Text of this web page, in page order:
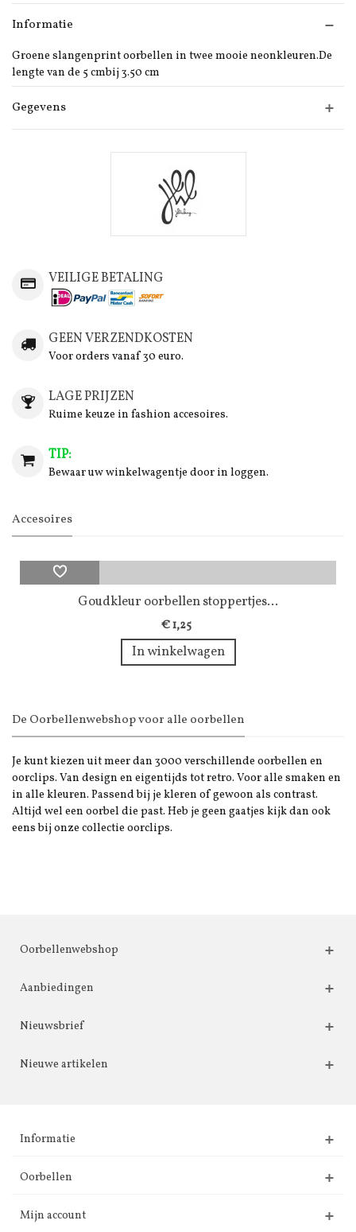
Informatie
Groene slangenprint oorbellen in twee mooie neonkleuren.De
lengte van de 5 cmbij 3.50 cm
Gegevens
VEILIGE BETALING
GEEN VERZENDKOSTEN
Voor orders vanaf 30 euro.
LAGE PRIJZEN
Ruime keuze in fashion accesoires.
TIP:
Bewaar uw winkelwagentje door in loggen.
Accesoires
Goudkleur oorbellen stoppertjes...
€ 1,25
In winkelwagen
De Oorbellenwebshop voor alle oorbellen
Je kunt kiezen uit meer dan 3000 verschillende oorbellen en
oorclips. Van design en eigentijds tot retro. Voor alle smaken en
in alle kleuren. Passend bij je kleren of gewoon als contrast.
Altijd wel een oorbel die past. Heb je geen gaatjes kijk dan ook
eens bij onze collectie oorclips.
Oorbellenwebshop
Aanbiedingen
Nieuwsbrief
Nieuwe artikelen
Informatie
Oorbellen
Mijn account